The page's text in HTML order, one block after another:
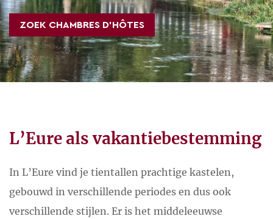
ZOEK CHAMBRES D’HÔTES
L’Eure als vakantiebestemming
In L’Eure vind je tientallen prachtige kastelen,
gebouwd in verschillende periodes en dus ook
verschillende stijlen. Er is het middeleeuwse